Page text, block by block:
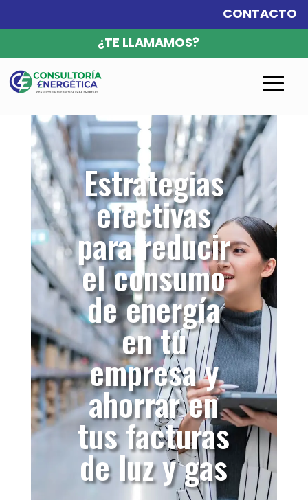
CONTACTO
¿TE LLAMAMOS?
Estrategias
efectivas
para reducir
el consumo
de energía
en tu
empresa y
ahorrar en
tus facturas
de luz y gas